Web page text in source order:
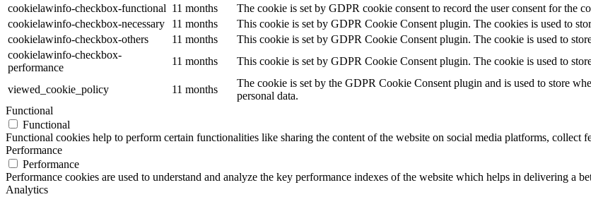
cookielawinfo-checkbox-functional 11 months
The cookie is set by GDPR cookie consent to record the user consent for the
cookielawinfo-checkbox-necessary
11 months
This cookie is set by GDPR Cookie Consent plugin. The cookies is used to
cookielawinfo-checkbox-others
11 months
This cookie is set by GDPR Cookie Consent plugin. The cookie is used to
cookielawinfo-checkbox-
performance
11 months This cookie is set by GDPR Cookie Consent plugin. The cookie is used to
viewed_cookie_policy 11 months
The cookie is set by the GDPR Cookie Consent plugin and is used to store
personal data.
Functional
Functional
Functional cookies help to perform certain functionalities like sharing the content of the website on social media platforms, collect
Performance
Performance
Performance cookies are used to understand and analyze the key performance indexes of the website which helps in delivering a
Analytics